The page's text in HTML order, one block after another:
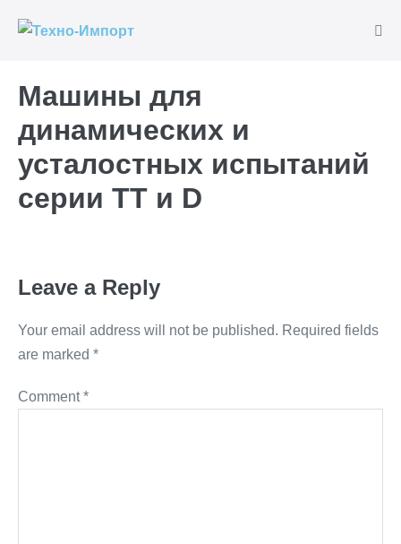
Машины для
динамических и
усталостных испытаний
серии TT и D
Leave a Reply
Your email address will not be published. Required fields
are marked *
Comment*